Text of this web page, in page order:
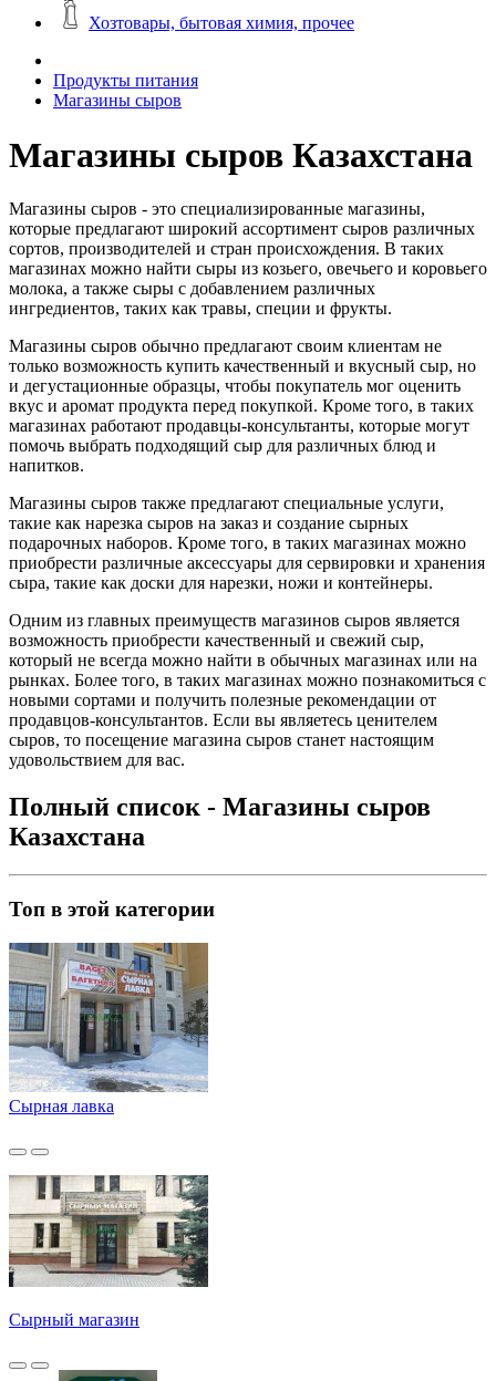
Хозтовары, бытовая химия, прочее
Продукты питания
Магазины сыров
Магазины сыров Казахстана
Магазины сыров - это специализированные магазины,
которые предлагают широкий ассортимент сыров различных
сортов, производителей и стран происхождения. В таких
магазинах можно найти сыры из козьего, овечьего и коровьего
молока, а также сыры с добавлением различных
ингредиентов, таких как травы, специи и фрукты.
Магазины сыров обычно предлагают своим клиентам не
только возможность купить качественный и вкусный сыр, но
и дегустационные образцы, чтобы покупатель мог оценить
вкус и аромат продукта перед покупкой. Кроме того, в таких
магазинах работают продавцы-консультанты, которые могут
помочь выбрать подходящий сыр для различных блюд и
напитков.
Магазины сыров также предлагают специальные услуги,
такие как нарезка сыров на заказ и создание сырных
подарочных наборов. Кроме того, в таких магазинах можно
приобрести различные аксессуары для сервировки и хранения
сыра, такие как доски для нарезки, ножи и контейнеры.
Одним из главных преимуществ магазинов сыров является
возможность приобрести качественный и свежий сыр,
который не всегда можно найти в обычных магазинах или на
рынках. Более того, в таких магазинах можно познакомиться с
новыми сортами и получить полезные рекомендации от
продавцов-консультантов. Если вы являетесь ценителем
сыров, то посещение магазина сыров станет настоящим
удовольствием для вас.
Полный список - Магазины сыров
Казахстана
Топ в этой категории
Сырная лавка
Сырный магазин